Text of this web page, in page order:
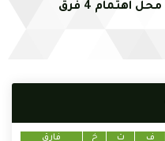
إلياس السخيري محل اهتمام 4 فرق
ف ت خ فارق